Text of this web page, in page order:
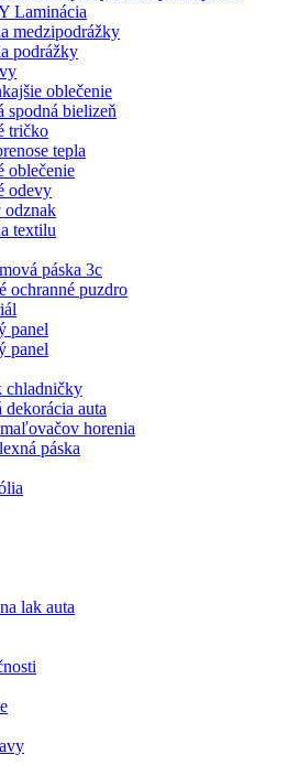
Laminácia
medzipodrážky
podrážky
oblečenie
spodná bielizeň
tričko
tepla
oblečenie
odevy
odznak
textilu
páska 3c
ochranné puzdro
panel
panel
chladničky
auta
horenia
páska
lak auta